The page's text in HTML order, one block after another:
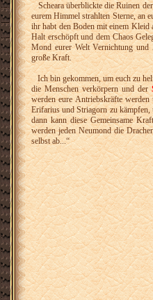
Scheara überblickte die Ruinen der
eurem Himmel strahlten Sterne, an
ihr habt den Boden mit einem Kleid
Halt erschöpft und dem Chaos
Mond eurer Welt Vernichtung und
große Kraft.
Ich bin gekommen, um euch zu
die Menschen verkörpern und der
werden eure Antriebskräfte
Erifarius und Striagorn zu kämpfen,
dann kann diese Gemeinsame
werden jeden Neumond die
selbst ab...“